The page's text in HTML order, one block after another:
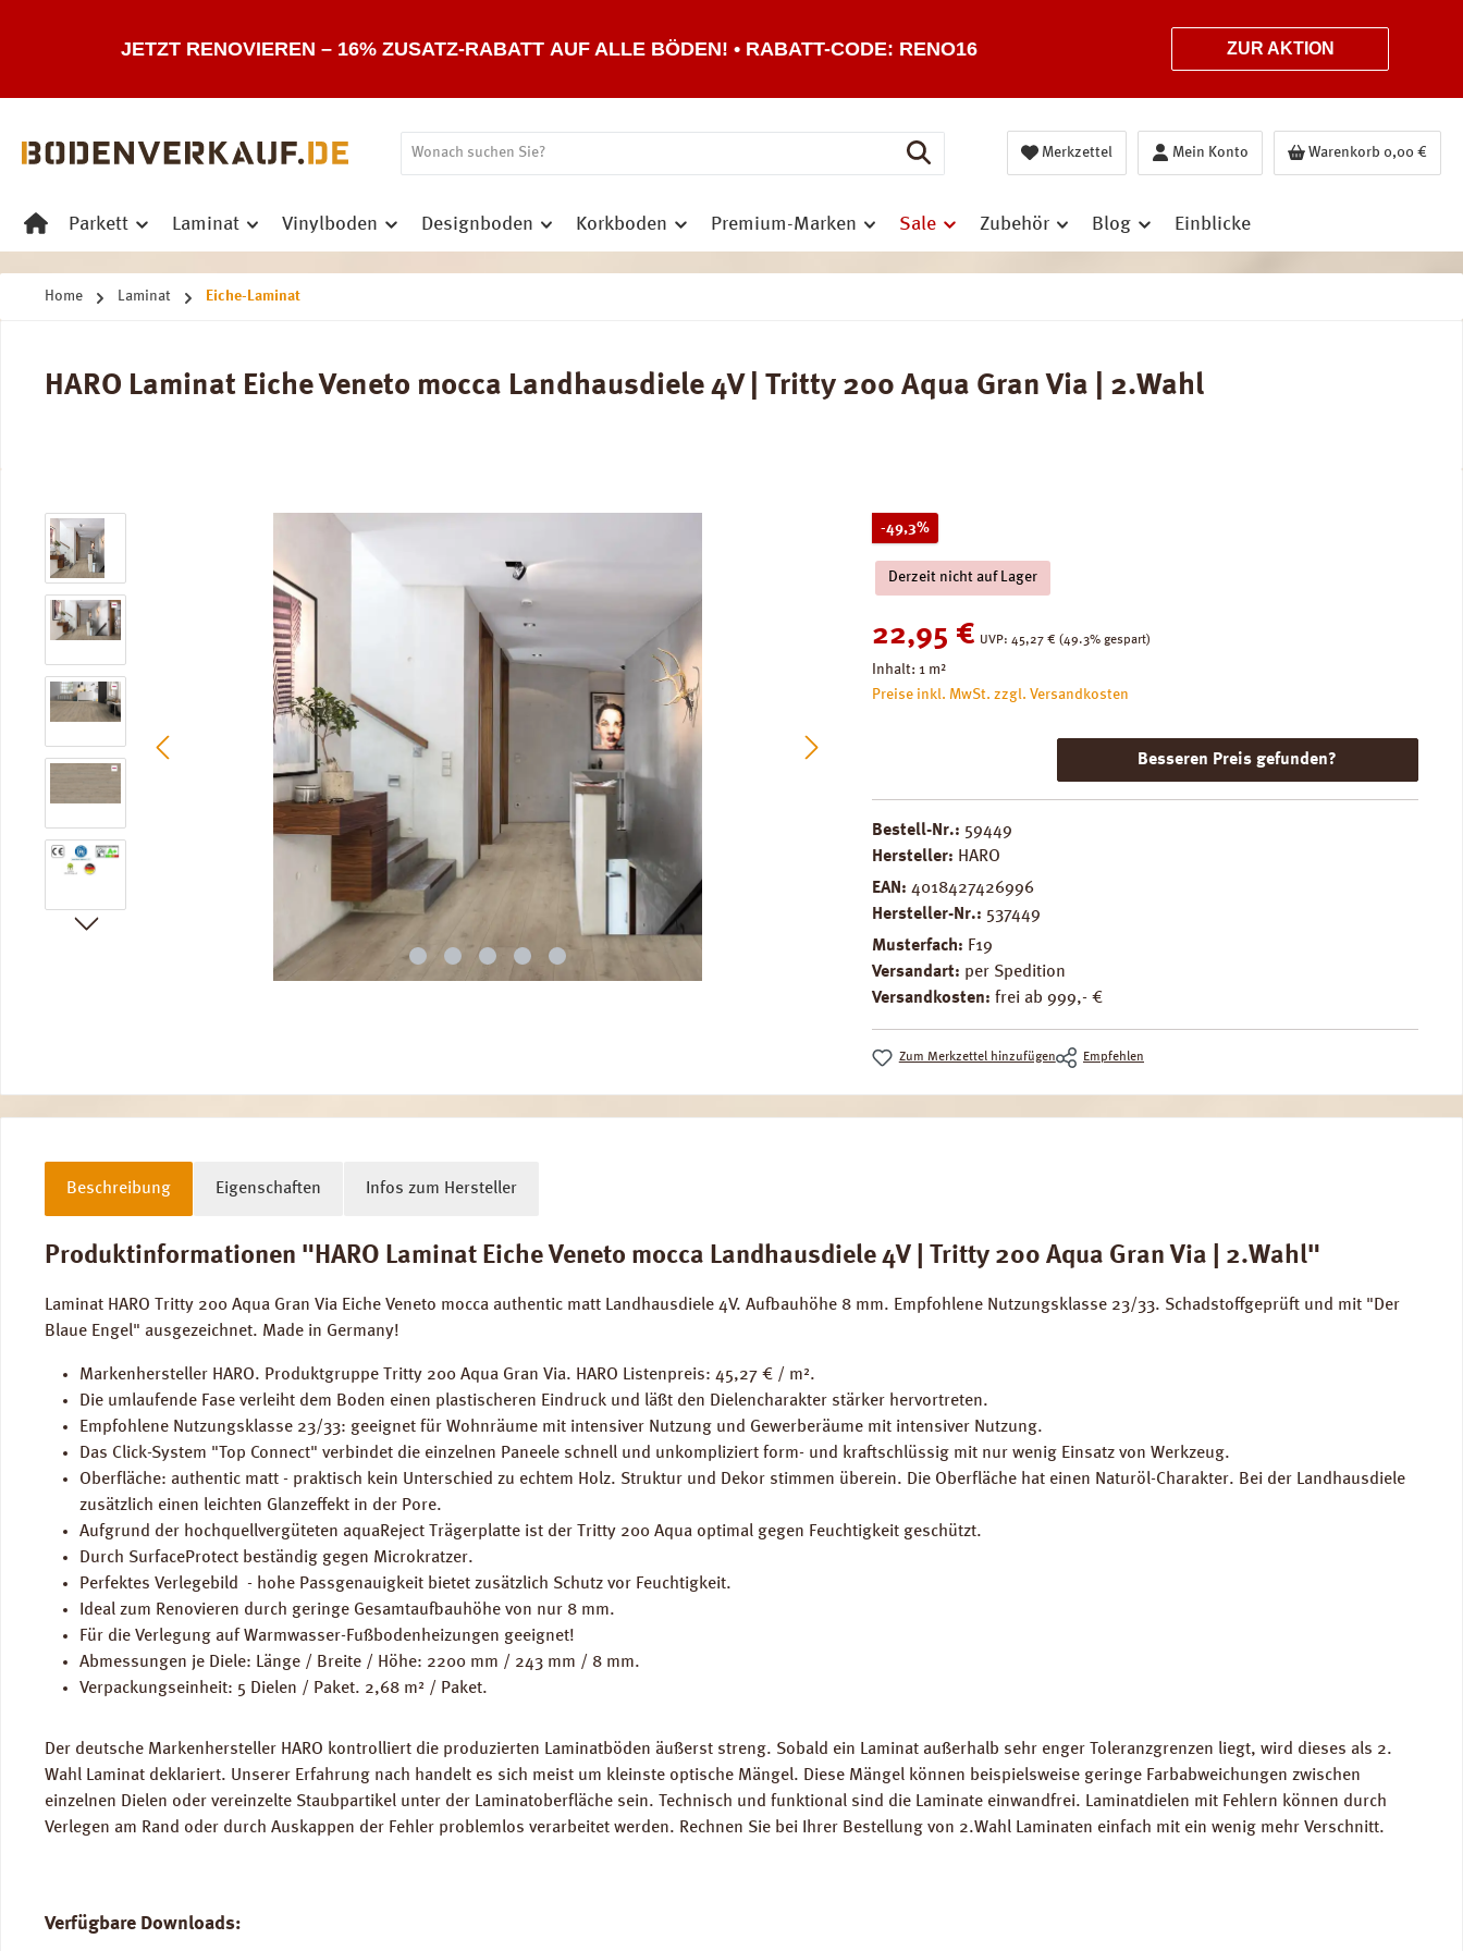
JETZT RENOVIEREN – 16% ZUSATZ-RABATT AUF ALLE BÖDEN! • RABATT-CODE: RENO16 ZUR AKTION
Merkzettel Mein Konto Warenkorb 0,00 €
Parkett Laminat Vinylboden Designboden Korkboden Premium-Marken Sale Zubehör Blog Einblicke
Home Laminat Eiche-Laminat
HARO Laminat Eiche Veneto mocca Landhausdiele 4V | Tritty 200 Aqua Gran Via | 2.Wahl
Bildergalerie überspringen -49,3%Rabatt
Derzeit nicht auf Lager
Verkaufspreis:
22,95 € UVP: Regulärer Preis:
45,27 € (49.3% gespart)
Inhalt: 1 m²
Preise inkl. MwSt. zzgl. Versandkosten
Besseren Preis gefunden?
Bestell-Nr.: 59449
Hersteller: HARO
EAN: 4018427426996
Hersteller-Nr.: 537449
Musterfach: F19
Versandart: per Spedition
Versandkosten: frei ab 999,- €
Zum Merkzettel hinzufügen Empfehlen
Beschreibung Eigenschaften Infos zum Hersteller
Produktinformationen "HARO Laminat Eiche Veneto mocca Landhausdiele 4V | Tritty 200 Aqua Gran Via | 2.Wahl"
Laminat HARO Tritty 200 Aqua Gran Via Eiche Veneto mocca authentic matt Landhausdiele 4V. Aufbauhöhe 8 mm. Empfohlene Nutzungsklasse 23/33. Schadstoffgeprüft und mit "Der
Blaue Engel" ausgezeichnet. Made in Germany!
Markenhersteller HARO. Produktgruppe Tritty 200 Aqua Gran Via. HARO Listenpreis: 45,27 € / m².
Die umlaufende Fase verleiht dem Boden einen plastischeren Eindruck und läßt den Dielencharakter stärker hervortreten.
Empfohlene Nutzungsklasse 23/33: geeignet für Wohnräume mit intensiver Nutzung und Gewerberäume mit intensiver Nutzung.
Das Click-System "Top Connect" verbindet die einzelnen Paneele schnell und unkompliziert form- und kraftschlüssig mit nur wenig Einsatz von Werkzeug.
Oberfläche: authentic matt - praktisch kein Unterschied zu echtem Holz. Struktur und Dekor stimmen überein. Die Oberfläche hat einen Naturöl-Charakter. Bei der Landhausdiele
zusätzlich einen leichten Glanzeffekt in der Pore.
Aufgrund der hochquellvergüteten aquaReject Trägerplatte ist der Tritty 200 Aqua optimal gegen Feuchtigkeit geschützt.
Durch SurfaceProtect beständig gegen Microkratzer.
Perfektes Verlegebild - hohe Passgenauigkeit bietet zusätzlich Schutz vor Feuchtigkeit.
Ideal zum Renovieren durch geringe Gesamtaufbauhöhe von nur 8 mm.
Für die Verlegung auf Warmwasser-Fußbodenheizungen geeignet!
Abmessungen je Diele: Länge / Breite / Höhe: 2200 mm / 243 mm / 8 mm.
Verpackungseinheit: 5 Dielen / Paket. 2,68 m² / Paket.
Der deutsche Markenhersteller HARO kontrolliert die produzierten Laminatböden äußerst streng. Sobald ein Laminat außerhalb sehr enger Toleranzgrenzen liegt, wird dieses als 2.
Wahl Laminat deklariert. Unserer Erfahrung nach handelt es sich meist um kleinste optische Mängel. Diese Mängel können beispielsweise geringe Farbabweichungen zwischen
einzelnen Dielen oder vereinzelte Staubpartikel unter der Laminatoberfläche sein. Technisch und funktional sind die Laminate einwandfrei. Laminatdielen mit Fehlern können durch
Verlegen am Rand oder durch Auskappen der Fehler problemlos verarbeitet werden. Rechnen Sie bei Ihrer Bestellung von 2.Wahl Laminaten einfach mit ein wenig mehr Verschnitt.
Verfügbare Downloads: